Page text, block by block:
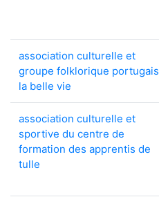
association culturelle et
groupe folklorique portugais
la belle vie
association culturelle et
sportive du centre de
formation des apprentis de
tulle